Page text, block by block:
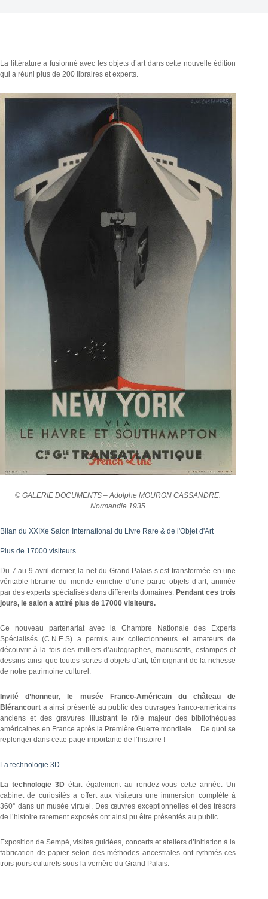
La littérature a fusionné avec les objets d’art dans cette nouvelle édition
qui a réuni plus de 200 libraires et experts.
© GALERIE DOCUMENTS – Adolphe MOURON CASSANDRE.
Normandie 1935
Bilan du XXIXe Salon International du Livre Rare & de l'Objet d'Art
Plus de 17000 visiteurs
Du 7 au 9 avril dernier, la nef du Grand Palais s’est transformée en une
véritable librairie du monde enrichie d’une partie objets d’art, animée
par des experts spécialisés dans différents domaines.Pendant ces trois
jours, le salon a attiré plus de 17000 visiteurs.
Ce nouveau partenariat avec la Chambre Nationale des Experts
Spécialisés (C.N.E.S) a permis aux collectionneurs et amateurs de
découvrir à la fois des milliers d’autographes, manuscrits, estampes et
dessins ainsi que toutes sortes d’objets d’art, témoignant de la richesse
de notre patrimoine culturel.
Invité d’honneur, le musée Franco-Américain du château de
Blérancourt a ainsi présenté au public des ouvrages franco-américains
anciens et des gravures illustrant le rôle majeur des bibliothèques
américaines en France après la Première Guerre mondiale… De quoi se
replonger dans cette page importante de l’histoire !
La technologie 3D
La technologie 3D était également au rendez-vous cette année. Un
cabinet de curiosités a offert aux visiteurs une immersion complète à
360° dans un musée virtuel. Des œuvres exceptionnelles et des trésors
de l’histoire rarement exposés ont ainsi pu être présentés au public.
Exposition de Sempé, visites guidées, concerts et ateliers d’initiation à la
fabrication de papier selon des méthodes ancestrales ont rythmés ces
trois jours culturels sous la verrière du Grand Palais.